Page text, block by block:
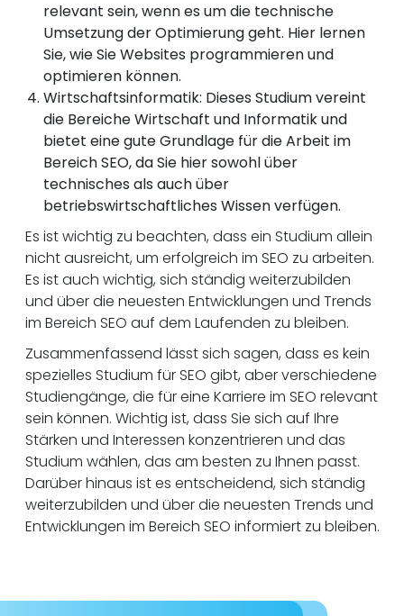
relevant sein, wenn es um die technische
Umsetzung der Optimierung geht. Hier lernen
Sie, wie Sie Websites programmieren und
optimieren können.
Wirtschaftsinformatik: Dieses Studium vereint
die Bereiche Wirtschaft und Informatik und
bietet eine gute Grundlage für die Arbeit im
Bereich SEO, da Sie hier sowohl über
technisches als auch über
betriebswirtschaftliches Wissen verfügen.
Es ist wichtig zu beachten, dass ein Studium allein
nicht ausreicht, um erfolgreich im SEO zu arbeiten.
Es ist auch wichtig, sich ständig weiterzubilden
und über die neuesten Entwicklungen und Trends
im Bereich SEO auf dem Laufenden zu bleiben.
Zusammenfassend lässt sich sagen, dass es kein
spezielles Studium für SEO gibt, aber verschiedene
Studiengänge, die für eine Karriere im SEO relevant
sein können. Wichtig ist, dass Sie sich auf Ihre
Stärken und Interessen konzentrieren und das
Studium wählen, das am besten zu Ihnen passt.
Darüber hinaus ist es entscheidend, sich ständig
weiterzubilden und über die neuesten Trends und
Entwicklungen im Bereich SEO informiert zu bleiben.